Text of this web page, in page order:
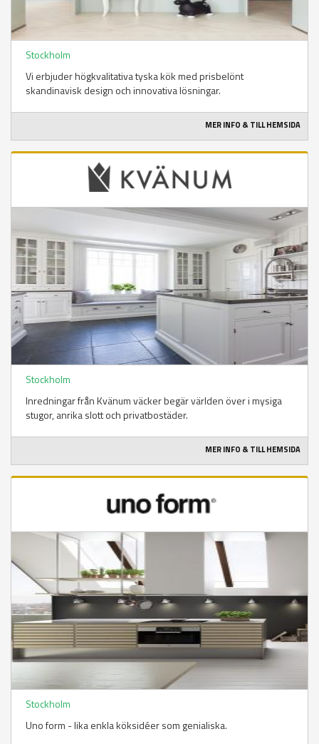
Stockholm
Vi erbjuder högkvalitativa tyska kök med prisbelönt
skandinavisk design och innovativa lösningar.
MER INFO & TILL HEMSIDA
Stockholm
Inredningar från Kvänum väcker begär världen över i mysiga
stugor, anrika slott och privatbostäder.
MER INFO & TILL HEMSIDA
Stockholm
Uno form - lika enkla köksidéer som genialiska.